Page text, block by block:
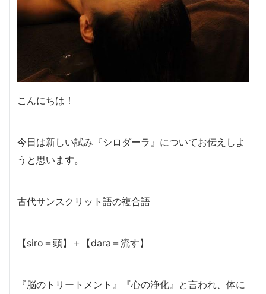
こんにちは！
今日は新しい試み『シロダーラ』についてお伝えしよ
うと思います。
古代サンスクリット語の複合語
【siro＝頭】＋【dara＝流す】
『脳のトリートメント』『心の浄化』と言われ、体に